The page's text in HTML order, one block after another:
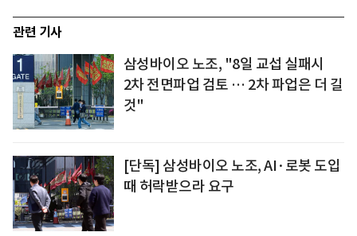
관련 기사
삼성바이오 노조, "8일 교섭 실패시
2차 전면파업 검토 … 2차 파업은 더 길
것"
[단독] 삼성바이오 노조, AI·로봇 도입
때 허락받으라 요구